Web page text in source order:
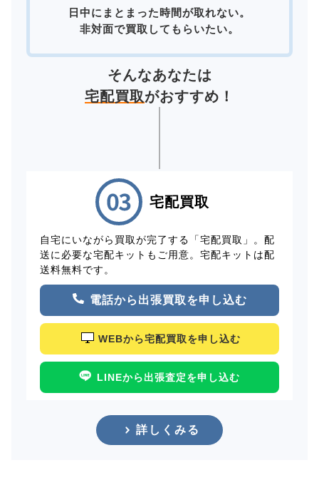
日中にまとまった時間が取れない。
非対面で買取してもらいたい。
そんなあなたは
宅配買取がおすすめ！
宅配買取
自宅にいながら買取が完了する「宅配買取」。配
送に必要な宅配キットもご用意。宅配キットは配
送料無料です。
電話から出張買取を申し込む
WEBから宅配買取を申し込む
LINEから出張査定を申し込む
詳しくみる